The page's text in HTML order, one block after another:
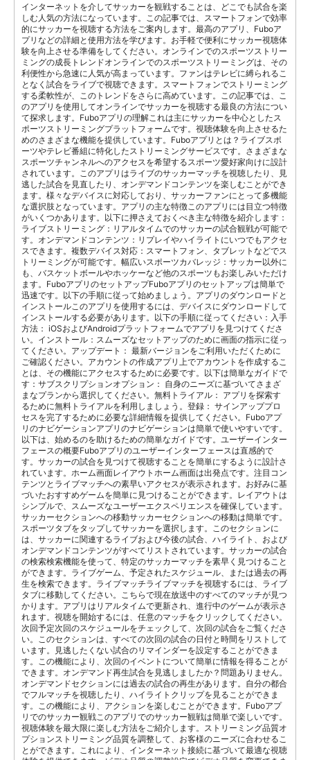
インターネットを介してサッカーを観戦することは、どこでも試合を楽
しむ人気の方法になっています。この記事では、スマートフォンで効率
的にサッカーを視聴する方法をご案内します。最高のアプリ、Fuboア
プリなどの詳細と使用方法を学びます。お手軽で便利にサッカー視聴体
験を向上させる準備をしてください。オンラインでのスポーツストリー
ミングの成長トレンドオンラインでのスポーツストリーミングは、その
利便性から急速に人気が高まっています。ファンはテレビに縛られるこ
となく試合をライブで視聴できます。スマートフォンでストリーミング
する柔軟性が、このトレンドをさらに高めています。この記事では、こ
のアプリを使用してオンラインでサッカーを視聴する最良の方法につい
て探求します。Fuboアプリの理解これは主にサッカーを中心としたス
ポーツストリーミングプラットフォームです。視聴体験を向上させるた
めのさまざまな機能を提供しています。Fuboアプリとは？ライブスポ
ーツやテレビ番組に特化したストリーミングサービスです。さまざまな
スポーツチャンネルへのアクセスを希望するスポーツ愛好家向けに設計
されています。このアプリはライブのサッカーマッチを視聴したり、見
逃した試合を見直したり、オンデマンドコンテンツを楽しむことができ
ます。様々なデバイスに対応しており、サッカーファンにとって多機能
な選択肢となっています。アプリの主な特徴このアプリには目立つ特徴
がいくつかあります。以下に押さえておくべき主な特徴を紹介します：
ライブストリーミング：リアルタイムでのサッカーの試合観戦が可能で
す。オンデマンドコンテンツ：リプレイやハイライトにいつでもアクセ
スできます。複数デバイス対応：スマートフォン、タブレットなどでス
トリーミングが可能です。幅広いスポーツカバレッジ：サッカー以外に
も、バスケットボールやホッケーなど他のスポーツもお楽しみいただけ
ます。FuboアプリのセットアップFuboアプリのセットアップは簡単で
迅速です。以下の手順に従って始めましょう。アプリのダウンロードと
インストールこのアプリを使用するには、デバイスにダウンロードして
インストールする必要があります。以下の手順に従ってください：入手
方法： iOSおよびAndroidプラットフォームでアプリを見つけてくださ
い。インストール：スムーズなセットアップのために画面の指示に従っ
てください。アップデート： 最新バージョンをご利用いただくために
ご確認ください。アカウントの作成アプリ上でアカウントを作成するこ
とは、その機能にアクセスするために必要です。以下は簡単なガイドで
す：サブスクリプションオプション： 自身のニーズに基づいてさまざ
まなプランから選択してください。無料トライアル： アプリを探索す
るために無料トライアルを利用しましょう。登録： サインアッププロ
セスを完了するために必要な詳細情報を提供してください。Fuboアプ
リのナビゲーションアプリのナビゲーションは簡単で使いやすいです。
以下は、始めるのを助けるための簡単なガイドです。ユーザーインター
フェースの概要Fuboアプリのユーザーインターフェースは直感的で
す。サッカーの試合を見つけて視聴することを簡単にするように設計さ
れています。ホーム画面レイアウトホーム画面は出発点です。注目コン
テンツとライブマッチへの素早いアクセスが表示されます。お好みに基
づいたおすすめゲームを簡単に見つけることができます。レイアウトは
シンプルで、スムーズなユーザーエクスペリエンスを確保しています。
サッカーセクションへの移動サッカーセクションへの移動は簡単です。
スポーツタブをタップしてサッカーを選択します。このセクションに
は、サッカーに関連するライブおよび今後の試合、ハイライト、および
オンデマンドコンテンツがすべてリストされています。サッカーの試合
の検索検索機能を使って、特定のサッカーマッチを素早く見つけること
ができます。ライブゲーム、予定されたスケジュール、または過去の再
生を検索できます。ライブマッチライブマッチを視聴するには、ライブ
タブに移動してください。こちらで現在放送中のすべてのマッチが見つ
かります。アプリはリアルタイムで更新され、進行中のゲームが表示さ
れます。視聴を開始するには、任意のマッチをクリックしてください。
次回予定次回のスケジュールをチェックして、次回の試合をご覧くださ
い。このセクションは、すべての次回の試合の日付と時間をリストして
います。見逃したくない試合のリマインダーを設定することができま
す。この機能により、次回のイベントについて簡単に情報を得ることが
できます。オンデマンド再生試合を見逃しましたか？問題ありません。
オンデマンドセクションには過去の試合の再生があります。自分の都合
でフルマッチを視聴したり、ハイライトクリップを見ることができま
す。この機能により、アクションを楽しむことができます。Fuboアプ
リでのサッカー観戦このアプリでのサッカー観戦は簡単で楽しいです。
視聴体験を最大限に楽しむ方法をご紹介します。ストリーミング品質オ
プションストリーミング品質を調整して、お客様のニーズに合わせるこ
とができます。これにより、インターネット接続に基づいて最適な視聴